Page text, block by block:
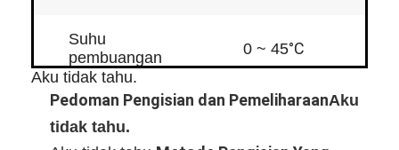
Suhu
pembuangan
0 ~ 45°C
Kinerja Listrik
Aku tidak tahu.
Pedoman Pengisian dan PemeliharaanAku
tidak tahu.